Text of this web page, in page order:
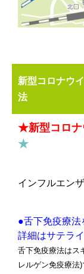
新型コロナウ
法
★新型コロナ
★
インフルエン
●舌下免疫療法
詳細はサテラ
舌下免疫療法はス
レルゲン免疫療法)